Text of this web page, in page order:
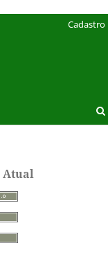
Cadastro
Atual